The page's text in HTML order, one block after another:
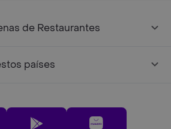
de Restaurantes
países